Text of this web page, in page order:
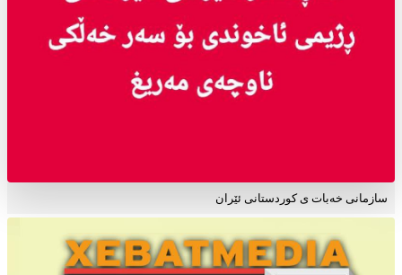
سازمانی خەبات ی کوردستانی ئێران